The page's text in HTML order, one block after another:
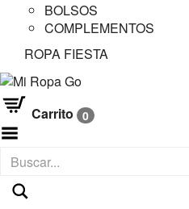
BOLSOS
COMPLEMENTOS
ROPA FIESTA
Carrito 0